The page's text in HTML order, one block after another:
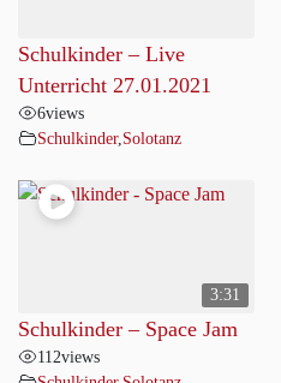
Schulkinder – Live
Unterricht 27.01.2021
6views
Schulkinder, Solotanz
3:31
Schulkinder – Space Jam
112views